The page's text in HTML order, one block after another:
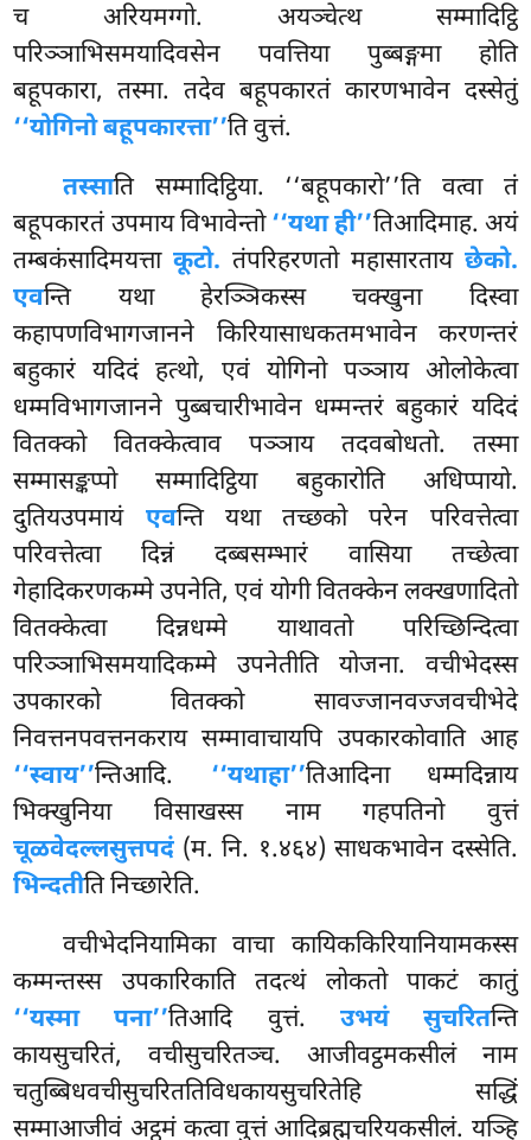
च अरियमग्गो. अयञ्चेत्थ सम्मादिट्ठि
परिञ्ञाभिसमयादिवसेन पवत्तिया पुब्बङ्गमा होति
बहूपकारा, तस्मा. तदेव बहूपकारतं कारणभावेन दस्सेतुं
‘‘योगिनो बहूपकारत्ता’’ति वुत्तं.
तस्साति सम्मादिट्ठिया. ‘‘बहूपकारो’’ति वत्वा तं
बहूपकारतं उपमाय विभावेन्तो‘‘यथा ही’’तिआदिमाह. अयं
तम्बकंसादिमयत्ताकूटो. तंपरिहरणतो महासारताय छेको.
एवन्ति यथा हेरञ्ञिकस्स चक्खुना दिस्वा
कहापणविभागजानने किरियासाधकतमभावेन करणन्तरं
बहुकारं यदिदं हत्थो, एवं योगिनो पञ्ञाय ओलोकेत्वा
धम्मविभागजानने पुब्बचारीभावेन धम्मन्तरं बहुकारं यदिदं
वितक्को वितक्केत्वाव पञ्ञाय तदवबोधतो. तस्मा
सम्मासङ्कप्पो सम्मादिट्ठिया बहुकारोति अधिप्पायो.
दुतियउपमायं एवन्ति यथा तच्छको परेन परिवत्तेत्वा
परिवत्तेत्वा दिन्नं दब्बसम्भारं वासिया तच्छेत्वा
गेहादिकरणकम्मे उपनेति, एवं योगी वितक्केन लक्खणादितो
वितक्केत्वा दिन्नधम्मे याथावतो परिच्छिन्दित्वा
परिञ्ञाभिसमयादिकम्मे उपनेतीति योजना. वचीभेदस्स
उपकारको वितक्को सावज्जानवज्जवचीभेदे
निवत्तनपवत्तनकराय सम्मावाचायपि उपकारकोवाति आह
‘‘स्वाय’’न्तिआदि. ‘‘यथाहा’’तिआदिना धम्मदिन्नाय
भिक्खुनिया विसाखस्स नाम गहपतिनो वुत्तं
चूळवेदल्लसुत्तपदं (म. नि. १.४६४) साधकभावेन दस्सेति.
भिन्दतीति निच्छारेति.
वचीभेदनियामिका वाचा कायिककिरियानियामकस्स
कम्मन्तस्स उपकारिकाति तदत्थं लोकतो पाकटं कातुं
‘‘यस्मा पना’’तिआदि वुत्तं. उभयं सुचरितन्ति
कायसुचरितं, वचीसुचरितञ्च. आजीवट्ठमकसीलं नाम
चतुब्बिधवचीसुचरिततिविधकायसुचरितेहि सद्धिं
सम्माआजीवं अट्ठमं कत्वा वुत्तं आदिब्रह्मचरियकसीलं. यञ्हि